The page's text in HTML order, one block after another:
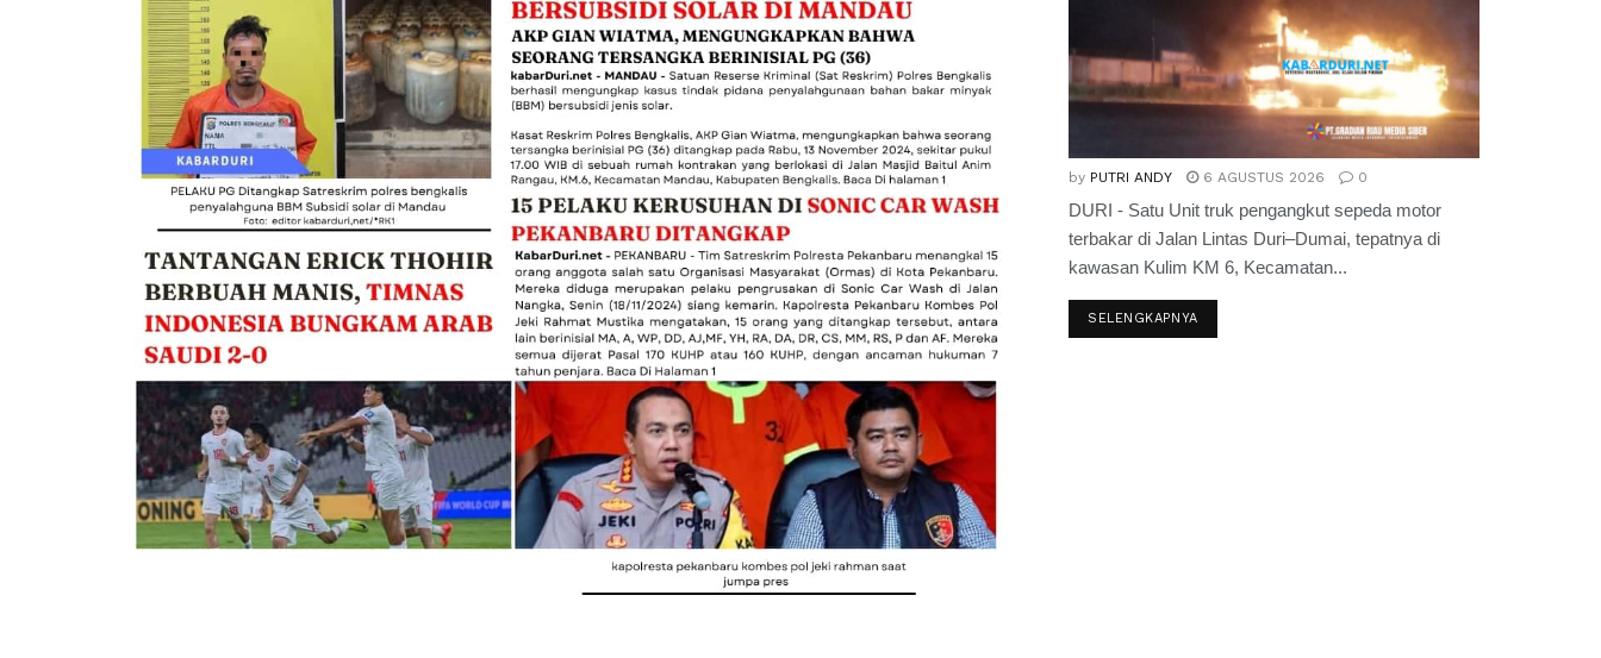
by PUTRI ANDY 6 AGUSTUS 2026 0
DURI - Satu Unit truk pengangkut sepeda motor
terbakar di Jalan Lintas Duri–Dumai, tepatnya di
kawasan Kulim KM 6, Kecamatan...
SELENGKAPNYA